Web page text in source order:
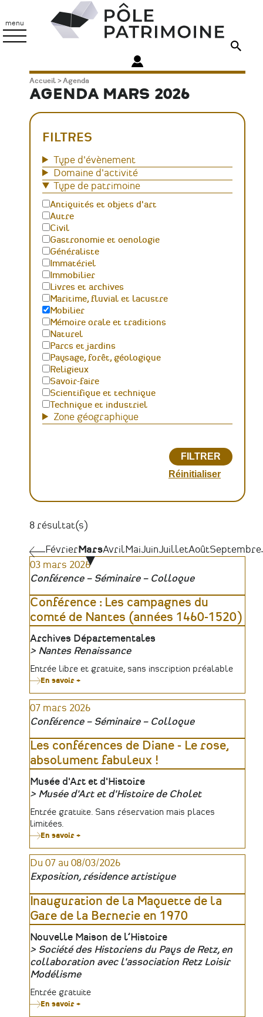
contenu
principal
menu
Patrimoine
Fil
d'Ariane
Accueil Agenda
AGENDA MARS 2026
8 résultat(s)
Pagination
FévrierFévrier MarsAvrilMaiJuinJuilletAoûtSeptembre
03 mars 2026
Conférence – Séminaire – Colloque
Conférence : Les campagnes du
comté de Nantes (années 1460-1520)
Lieu
Archives Départementales
Organisateur
Nantes Renaissance
Tarifs
Entrée libre et gratuite, sans inscription préalable
En savoir +
:
Les
campagnes
du
de
Nantes
(années
1460-
1520)
07 mars 2026
Conférence – Séminaire – Colloque
Les conférences de Diane - Le rose,
absolument fabuleux !
Lieu
Musée d'Art et d'Histoire
Organisateur
Musée d'Art et d'Histoire de Cholet
Tarifs
Entrée gratuite. Sans réservation mais places
limitées.
En savoir +
conférences
de
Diane
-
rose,
absolument
fabuleux
!
Du 07 au 08/03/2026
Exposition, résidence artistique
Inauguration de la Maquette de la
Gare de la Bernerie en 1970
Lieu
Nouvelle Maison de l’Histoire
Organisateur
Société des Historiens du Pays de Retz, en
collaboration avec l'association Retz Loisir
Modélisme
Tarifs
Entrée gratuite
En savoir +
FILTRES
Type d'évènement
Domaine d'activité
Type de patrimoine
Antiquités et objets d'art
Autre
Civil
Gastronomie et oenologie
Généraliste
Immatériel
Immobilier
Livres et archives
Maritime, fluvial et lacustre
Mobilier
Mémoire orale et traditions
Naturel
Parcs et jardins
Paysage, forêt, géologique
Religieux
Savoir-faire
Scientifique et technique
Technique et industriel
Zone géographique